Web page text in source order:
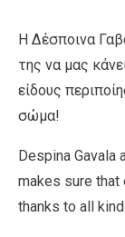
Η Δέσποινα
της να μας
είδους
σώμα!
Despina Gavala
makes sure that
thanks to all